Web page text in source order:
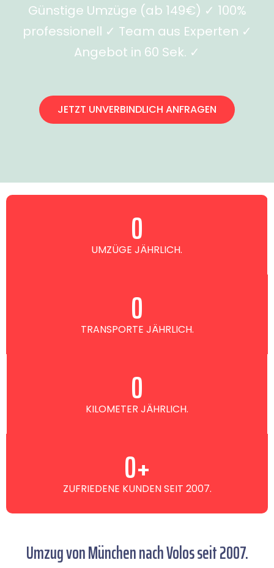
Günstige Umzüge (ab 149€) ✓ 100%
professionell ✓ Team aus Experten ✓
Angebot in 60 Sek. ✓
JETZT UNVERBINDLICH ANFRAGEN
UMZÜGE JÄHRLICH.
0
TRANSPORTE JÄHRLICH.
0
KILOMETER JÄHRLICH.
0
ZUFRIEDENE KUNDEN SEIT 2007.
0+
Umzug von München nach Volos seit 2007.